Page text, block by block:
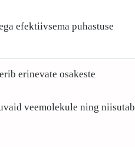
efektiivsema puhastuse
erinevate osakeste
veemolekule ning niisutab